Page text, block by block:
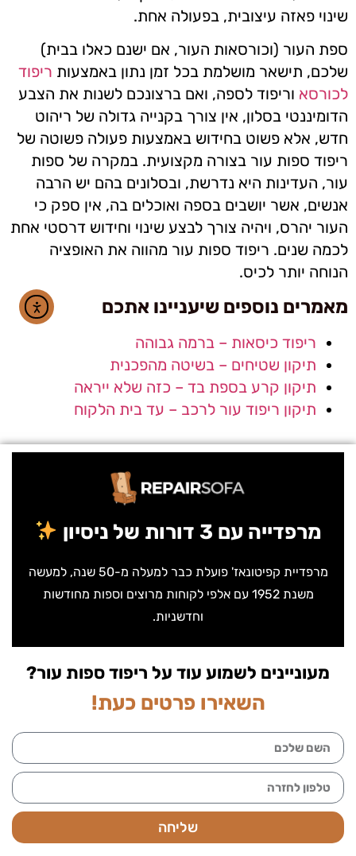
שינוי פאזה עיצובית, בפעולה אחת.
ספת העור (וכורסאות העור, אם ישנם כאלו בבית)
שלכם, תישאר מושלמת בכל זמן נתון באמצעות ריפוד
לכורסא וריפוד לספה, ואם ברצונכם לשנות את הצבע
הדומיננטי בסלון, אין צורך בקנייה גדולה של ריהוט
חדש, אלא פשוט בחידוש באמצעות פעולה פשוטה של
ריפוד ספות עור בצורה מקצועית. במקרה של ספות
עור, העדינות היא נדרשת, ובסלונים בהם יש הרבה
אנשים, אשר יושבים בספה ואוכלים בה, אין ספק כי
העור יהרס, ויהיה צורך לבצע שינוי וחידוש דרסטי אחת
לכמה שנים. ריפוד ספות עור מהווה את האופציה
הנוחה יותר לכיס.
מאמרים נוספים שיעניינו אתכם
ריפוד כיסאות – ברמה גבוהה
תיקון שטיחים – בשיטה מהפכנית
תיקון קרע בספת בד – כזה שלא ייראה
תיקון ריפוד עור לרכב – עד בית הלקוח
מרפדייה עם 3 דורות של ניסיון
מרפדיית קפיטונאז' פועלת כבר למעלה מ-50 שנה, למעשה
משנת 1952 עם אלפי לקוחות מרוצים וספות מחודשות
וחדשניות.
מעוניינים לשמוע עוד על ריפוד ספות עור?
השאירו פרטים כעת!
שליחה